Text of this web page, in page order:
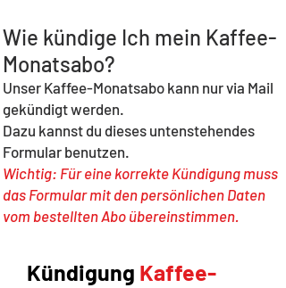
Wie kündige Ich mein Kaffee-
Monatsabo?
Unser Kaffee-Monatsabo kann nur via Mail
gekündigt werden.
Dazu kannst du dieses untenstehendes
Formular benutzen.
Wichtig: Für eine korrekte Kündigung muss
das Formular mit den persönlichen Daten
vom bestellten Abo übereinstimmen.
Kündigung Kaffee-